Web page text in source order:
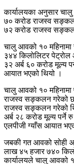
कार्यालयका अनुसार
७० करोड राजस्व
७२ करोड राजस्व
चालु आवको १०
३४४ किलोलिटर
३२ अर्ब ६० करोड मूल्य
आयात भएको थियो ।
चालु आवको १०
राजस्व सङ्कलन गरेको
राजस्व सङ्कलन गरेको
अर्ब २८ करोड मूल्य पर्ने
एलपीजी ग्याँस आयात
जबकी गत आवको सोही
लाख ४५ हजार ७४०
कार्यालयले चालु आवको